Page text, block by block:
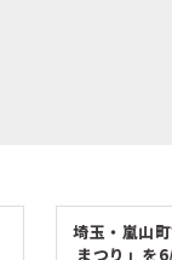
埼玉・嵐山
まつり」を